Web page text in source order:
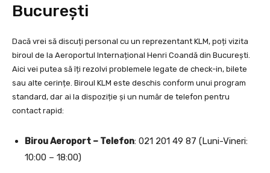
București
Dacă vrei să discuți personal cu un reprezentant KLM, poți vizita
biroul de la Aeroportul Internațional Henri Coandă din București.
Aici vei putea să îți rezolvi problemele legate de check-in, bilete
sau alte cerințe. Biroul KLM este deschis conform unui program
standard, dar ai la dispoziție și un număr de telefon pentru
contact rapid:
Birou Aeroport – Telefon: 021 201 49 87 (Luni-Vineri:
10:00 – 18:00)